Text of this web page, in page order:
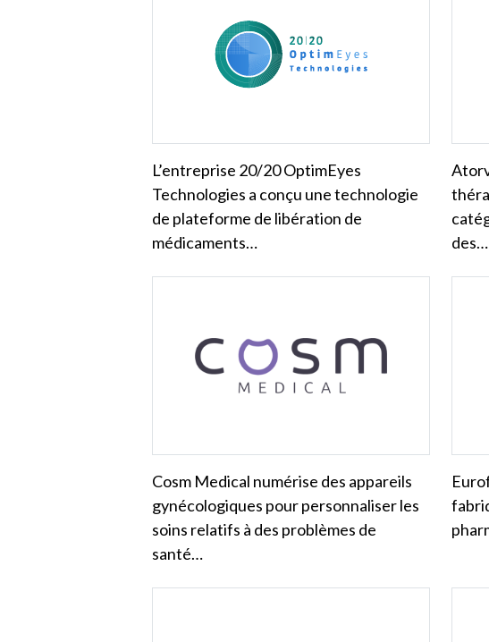
L’entreprise 20/20 OptimEyes
Technologies a conçu une technologie
de plateforme de libération de
médicaments…
des…
Cosm Medical numérise des appareils
gynécologiques pour personnaliser les
soins relatifs à des problèmes de
santé…